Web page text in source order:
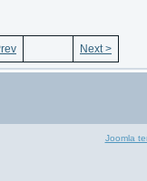
Next >
Joomla